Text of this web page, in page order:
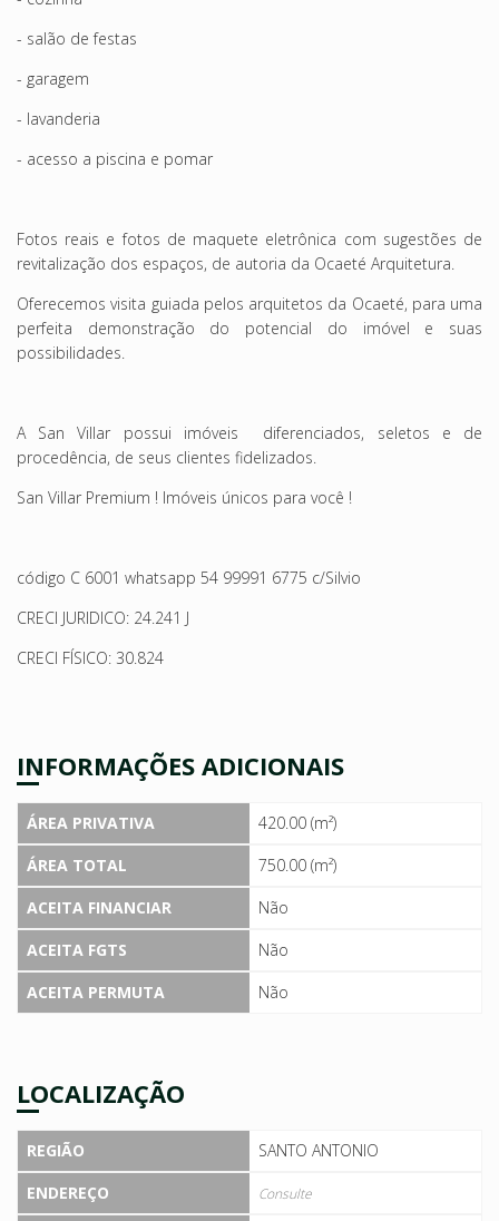
- salão de festas
- garagem
- lavanderia
- acesso a piscina e pomar
Fotos reais e fotos de maquete eletrônica com sugestões de
revitalização dos espaços, de autoria da Ocaeté Arquitetura.
Oferecemos visita guiada pelos arquitetos da Ocaeté, para uma
perfeita demonstração do potencial do imóvel e suas
possibilidades.
A San Villar possui imóveis diferenciados, seletos e de
procedência, de seus clientes fidelizados.
San Villar Premium ! Imóveis únicos para você !
código C 6001 whatsapp 54 99991 6775 c/Silvio
CRECI JURIDICO: 24.241 J
CRECI FÍSICO: 30.824
INFORMAÇÕES ADICIONAIS
ÁREA PRIVATIVA
420.00 (m²)
ÁREA TOTAL
750.00 (m²)
ACEITA FINANCIAR
Não
ACEITA FGTS
Não
ACEITA PERMUTA
Não
LOCALIZAÇÃO
REGIÃO
SANTO ANTONIO
ENDEREÇO
Consulte